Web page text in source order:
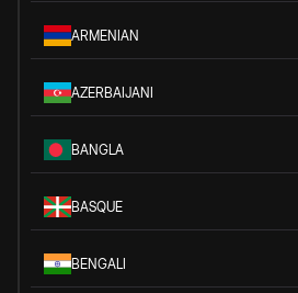
ARMENIAN
AZERBAIJANI
BANGLA
BASQUE
BENGALI